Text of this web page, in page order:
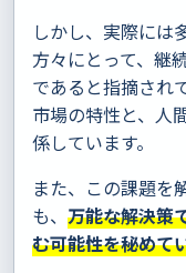
しかし、実際には
方々にとって、継
であると指摘され
市場の特性と、人
係しています。
また、この課題を
も、 万能な解決策
む可能性を秘めて